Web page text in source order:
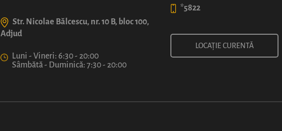
7 lei
Str. Nicolae Bălcescu, nr. 10 B, bloc 100,
Adjud
Luni - Vineri: 6:30 - 20:00
Sâmbătă - Duminică: 7:30 - 20:00
*5822
LOCAȚIE CURENTĂ